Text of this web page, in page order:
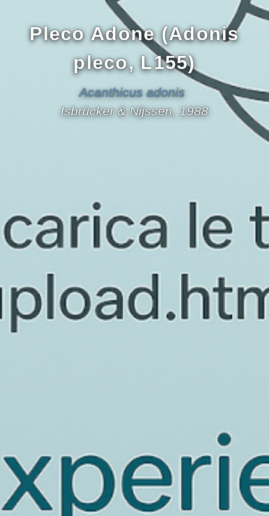
Pleco Adone (Adonis
pleco, L155)
Acanthicus adonis
Isbrücker & Nijssen, 1988